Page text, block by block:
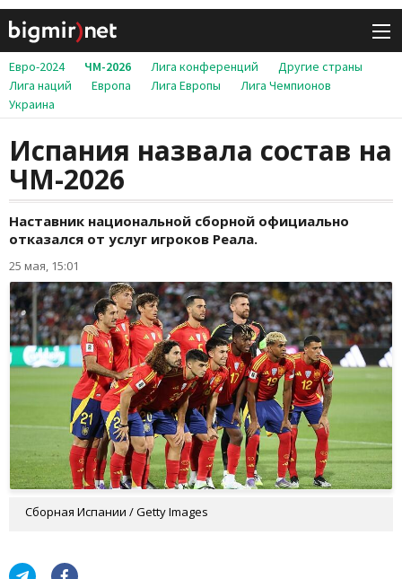
Евро-2024 ЧМ-2026 Лига конференций
Другие страны
Лига наций
Европа Лига Европы
Лига Чемпионов
Украина
Испания назвала состав на
ЧМ-2026
Наставник национальной сборной официально
отказался от услуг игроков Реала.
25 мая, 15:01
Сборная Испании / Getty Images